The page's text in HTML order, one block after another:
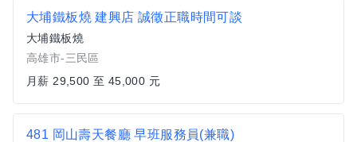
大埔鐵板燒 建興店 誠徵正職時間可談
大埔鐵板燒
高雄市-三民區
月薪 29,500 至 45,000 元
481 岡山壽天餐廳 早班服務員(兼職)